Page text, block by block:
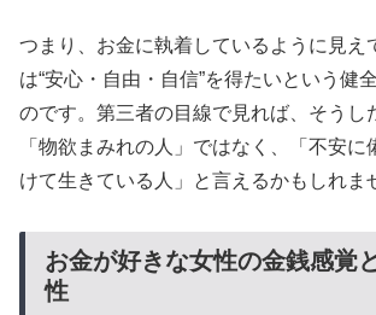
つまり、お金に執着しているように見え
は“安心・自由・自信”を得たいという健
のです。第三者の目線で見れば、そうし
「物欲まみれの人」ではなく、「不安に
けて生きている人」と言えるかもしれま
お金が好きな女性の金銭感覚
性